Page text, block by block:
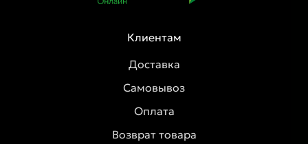
Клиентам
Доставка
Самовывоз
Оплата
Возврат товара